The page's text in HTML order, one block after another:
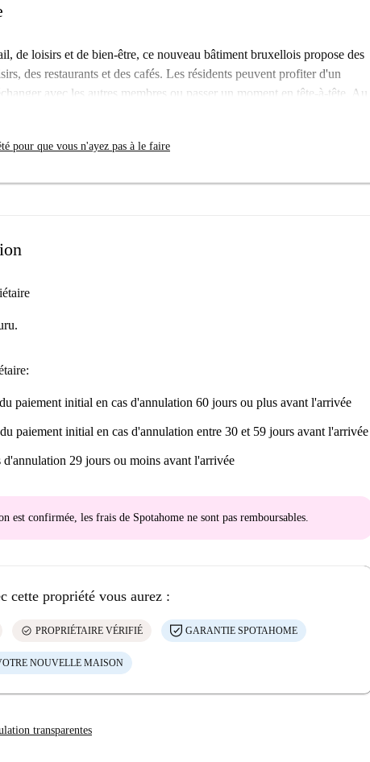
de loisirs et de bien-être, ce nouveau bâtiment bruxellois propose des
des restaurants et des cafés. Les résidents peuvent profiter d'un
avec les autres membres ou passer un moment en tête-à-tête. Au
l'immeuble dispose également d'un magnifique jardin, conçu pour
idéal pour se détendre, regarder un film ou organiser une petite
pour que vous n'ayez pas à le faire
paiement initial en cas d'annulation 60 jours ou plus avant l'arrivée
paiement initial en cas d'annulation entre 30 et 59 jours avant l'arrivée
d'annulation 29 jours ou moins avant l'arrivée
est confirmée, les frais de Spotahome ne sont pas remboursables.
cette propriété vous aurez :
check_circle PROPRIÉTAIRE VÉRIFIÉ GARANTIE SPOTAHOME
NOUVELLE MAISON
transparentes